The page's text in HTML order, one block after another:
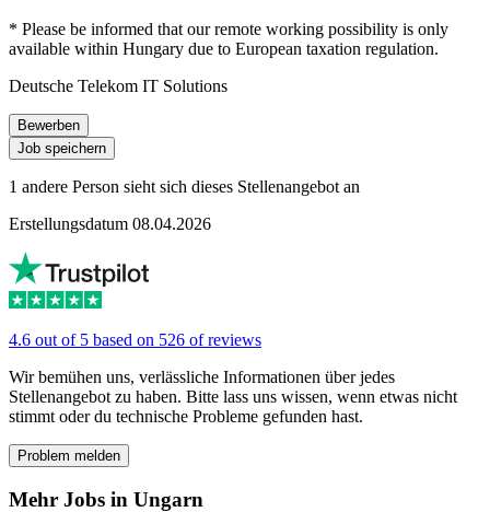
* Please be informed that our remote working possibility is only
available within Hungary due to European taxation regulation.
Deutsche Telekom IT Solutions
Bewerben
Job speichern
1 andere Person sieht sich dieses Stellenangebot an
Erstellungsdatum 08.04.2026
4.6 out of 5 based on 526 of reviews
Wir bemühen uns, verlässliche Informationen über jedes
Stellenangebot zu haben. Bitte lass uns wissen, wenn etwas nicht
stimmt oder du technische Probleme gefunden hast.
Problem melden
Mehr Jobs in Ungarn